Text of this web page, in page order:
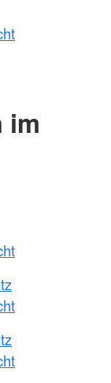
im